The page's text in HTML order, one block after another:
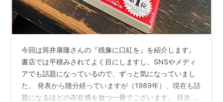
今回は筒井康隆さんの『残像に口紅を』を紹介します。
書店では平積みされてよく目にしますし、SNSやメディ
アでも話題になっているので、ずっと気になっていまし
た。 発表から随分経っていますが（1989年）、現在も話
題になるほどの存在感を放つ一冊でございます。 目次 あ